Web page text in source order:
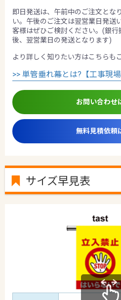
即日発送は、午前中のご注文とな
い。午後のご注文は翌営業日発送
客様はぜひご検討ください。(銀
後、翌営業日の発送となります)
より詳しく知りたい方はこちらも
>> 単管垂れ幕とは?【工事現
お問い合わせ
無料見積依頼
サイズ早見表